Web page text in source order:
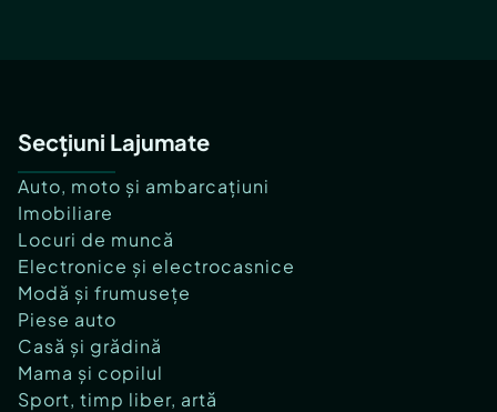
Secțiuni Lajumate
Auto, moto și ambarcațiuni
Imobiliare
Locuri de muncă
Electronice și electrocasnice
Modă și frumusețe
Piese auto
Casă și grădină
Mama și copilul
Sport, timp liber, artă